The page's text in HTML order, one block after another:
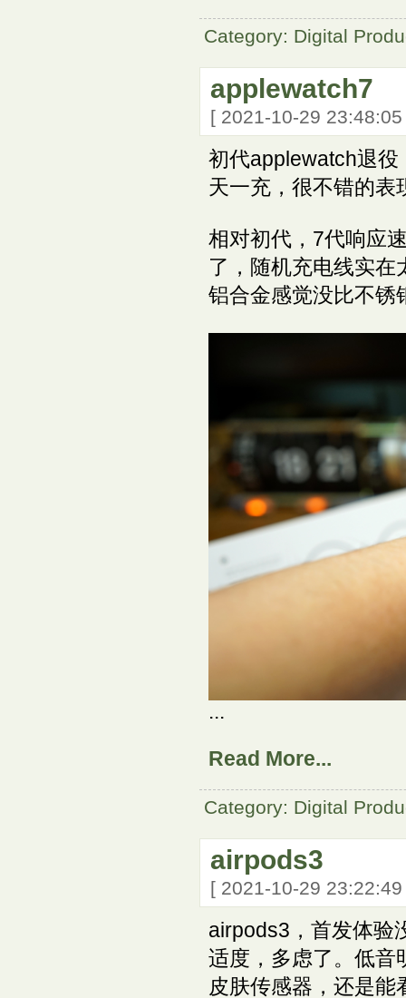
Category: Digital
applewatch7
[ 2021-10-29
初代applewatch退
天一充，很不错的表
相对初代，7代响应
了，随机充电线实在
铝合金感觉没比不锈
...
Read More...
Category: Digital
airpods3
[ 2021-10-29
airpods3，首发体验
适度，多虑了。低音
皮肤传感器，还是能